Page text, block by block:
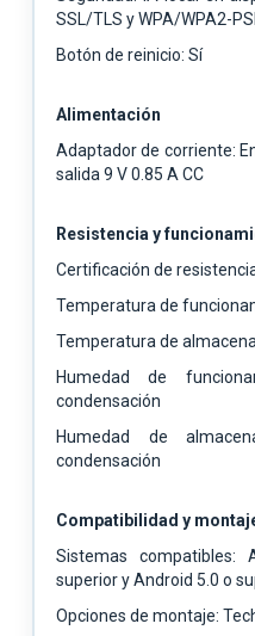
SSL/TLS y WPA/WPA2-
Botón de reinicio: Sí
Alimentación
Adaptador de corriente:
salida 9 V 0.85 A CC
Resistencia y
Certificación de
Temperatura de
Temperatura de
Humedad de
condensación
Humedad de
condensación
Compatibilidad y
Sistemas
superior y Android 5.0 o
Opciones de montaje: